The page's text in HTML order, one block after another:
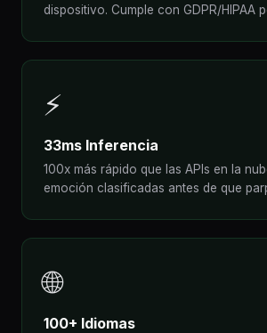
dispositivo. Cumple con GDPR/HIPAA
⚡
33ms Inferencia
100x más rápido que las APIs en la
emoción clasificadas antes de que
🌐
100+ Idiomas